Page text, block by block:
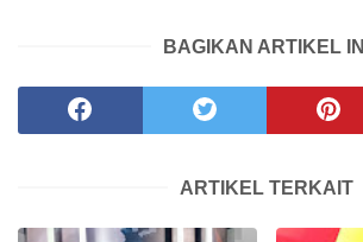
BAGIKAN ARTIKEL INI
ARTIKEL TERKAIT